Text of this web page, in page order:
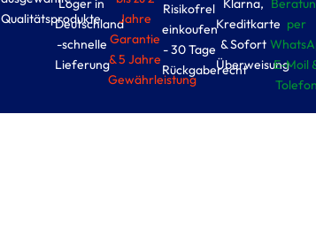
Qualitätsprodukte
Loger in
Deutschland
-schnelle
Lieferung
Jahre
Garantie
& 5 Jahre
Gewährleistung
Risikofrel
einkoufen
- 30 Tage
Rückgaberecht
Klarna,
Kreditkarte
& Sofort
Überweisung
per
E-Moil
Tolefon